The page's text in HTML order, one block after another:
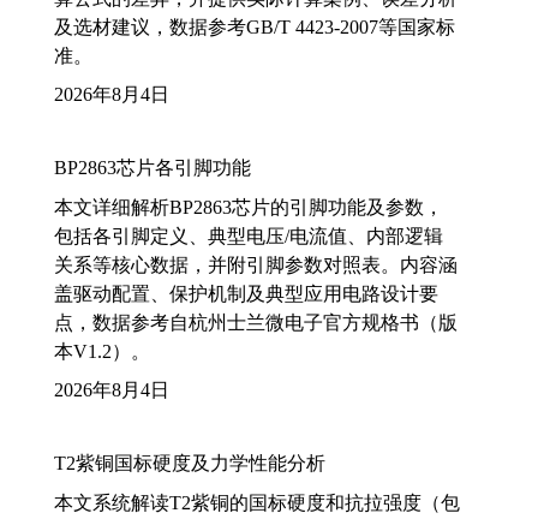
及选材建议，数据参考GB/T 4423-2007等国家标
准。
2026年8月4日
BP2863芯片各引脚功能
本文详细解析BP2863芯片的引脚功能及参数，
包括各引脚定义、典型电压/电流值、内部逻辑
关系等核心数据，并附引脚参数对照表。内容涵
盖驱动配置、保护机制及典型应用电路设计要
点，数据参考自杭州士兰微电子官方规格书（版
本V1.2）。
2026年8月4日
T2紫铜国标硬度及力学性能分析
本文系统解读T2紫铜的国标硬度和抗拉强度（包